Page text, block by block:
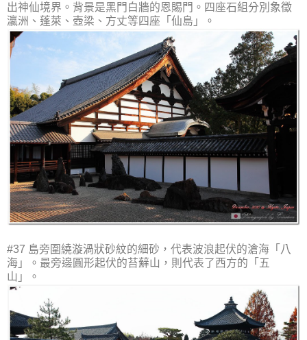
出神仙境界。背景是黑門白牆的恩賜門。四座石組分別象徵
瀛洲、蓬萊、壺梁、方丈等四座「仙島」。
#37 島旁圍繞漩渦狀砂紋的細砂，代表波浪起伏的滄海「八
海」。最旁邊圓形起伏的苔蘚山，則代表了西方的「五
山」。